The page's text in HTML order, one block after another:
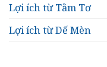
Lợi ích từ Tằm Tơ
Lợi ích từ Dế Mèn